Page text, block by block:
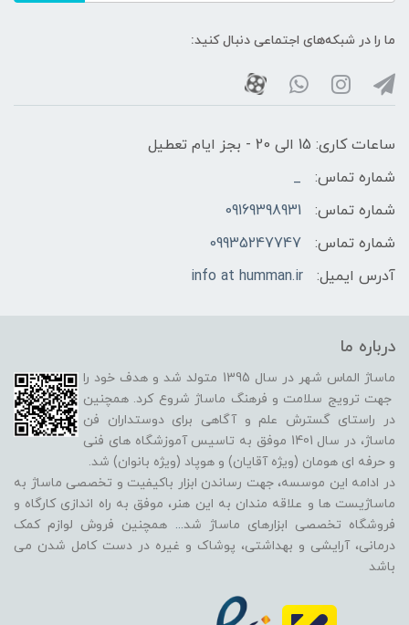
ما را در شبکه‌های اجتماعی دنبال کنید:
ساعات کاری: 15 الی 20 - بجز ایام تعطیل
شماره تماس:
_
شماره تماس:
09169398931
شماره تماس:
09935247747
آدرس ایمیل:
info at humman.ir
درباره ما
ماساژ الماس شهر در سال 1395 متولد شد و هدف خود را
جهت ترویج سلامت و فرهنگ ماساژ شروع کرد. همچنین
در راستای گسترش علم و آگاهی برای دوستداران فن
ماساژ، در سال 1401 موفق به تاسیس آموزشگاه های فنی
و حرفه ای هومان (ویژه آقایان) و هوپاد (ویژه بانوان) شد.
در ادامه این موسسه، جهت رساندن ابزار باکیفیت و تخصصی ماساژ به
ماساژیست ها و علاقه مندان به این هنر، موفق به راه اندازی کارگاه و
فروشگاه تخصصی ابزارهای ماساژ شد... همچنین فروش لوازم کمک
درمانی، آرایشی و بهداشتی، پوشاک و غیره در دست کامل شدن می
باشد